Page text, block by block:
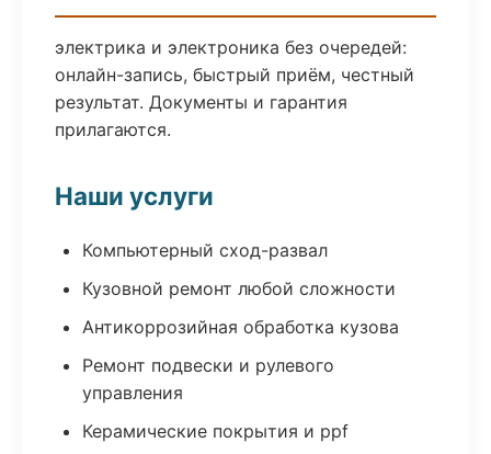
электрика и электроника без очередей:
онлайн-запись, быстрый приём, честный
результат. Документы и гарантия
прилагаются.
Наши услуги
Компьютерный сход-развал
Кузовной ремонт любой сложности
Антикоррозийная обработка кузова
Ремонт подвески и рулевого
управления
Керамические покрытия и ppf